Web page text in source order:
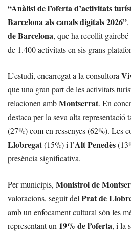
“Anàlisi de l’oferta d’activitats
Barcelona als canals digitals 2026”,
de Barcelona, que ha recollit
de 1.400 activitats en sis grans
L’estudi, encarregat a la consultora
que una gran part de les activitats
relacionen ambMontserrat. En
destaca per la seva alta representació
(27%) com en ressenyes (62%). Les
Llobregat(15%) i l’Alt Penedès
presència significativa.
Per municipis, Monistrol de
valoracions, seguit del Prat de
amb un enfocament cultural són les
representant un 19% de l’oferta, i la